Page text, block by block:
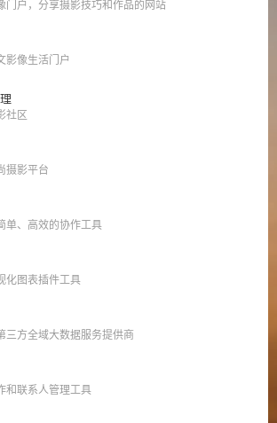
门户，分享摄影技巧和作品的网站
影像生活门户
社区
摄影平台
单、高效的协作工具
化图表插件工具
三方全域大数据服务提供商
和联系人管理工具